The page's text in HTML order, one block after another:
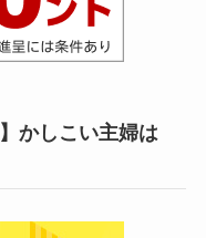
かしこい主婦は